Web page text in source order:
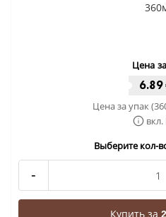
Цена
6.89
Цена за упак
Выберите кол-
-
Купить за